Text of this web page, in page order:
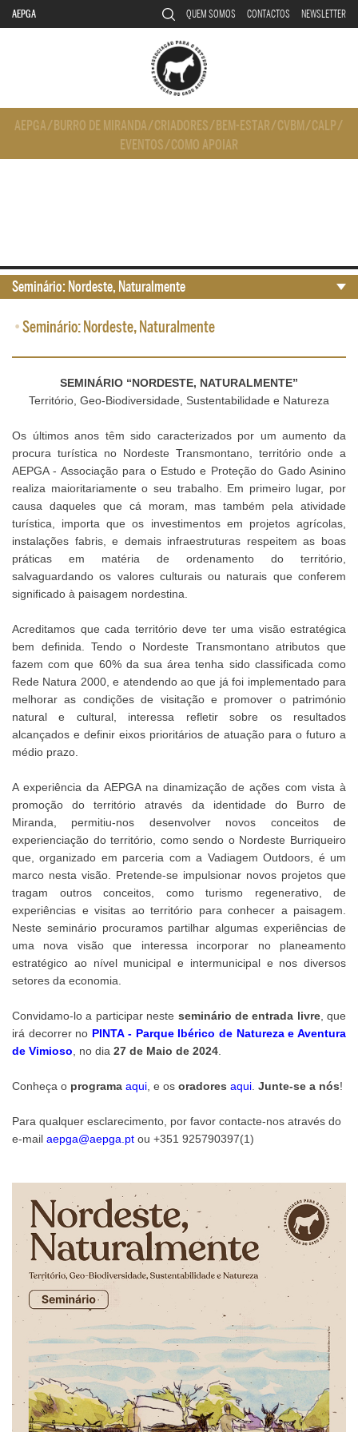
AEPGA QUEM SOMOS CONTACTOS NEWSLETTER
AEPGA/ BURRO DE MIRANDA/CRIADORES/ BEM-ESTAR/CVBM/CALP/
EVENTOS/COMO APOIAR
•Seminário: Nordeste, Naturalmente
SEMINÁRIO “NORDESTE, NATURALMENTE”
Território, Geo-Biodiversidade, Sustentabilidade e Natureza
Os últimos anos têm sido caracterizados por um aumento da
procura turística no Nordeste Transmontano, território onde a
AEPGA - Associação para o Estudo e Proteção do Gado Asinino
realiza maioritariamente o seu trabalho. Em primeiro lugar, por
causa daqueles que cá moram, mas também pela atividade
turística, importa que os investimentos em projetos agrícolas,
instalações fabris, e demais infraestruturas respeitem as boas
práticas em matéria de ordenamento do território,
salvaguardando os valores culturais ou naturais que conferem
significado à paisagem nordestina.
Acreditamos que cada território deve ter uma visão estratégica
bem definida. Tendo o Nordeste Transmontano atributos que
fazem com que 60% da sua área tenha sido classificada como
Rede Natura 2000, e atendendo ao que já foi implementado para
melhorar as condições de visitação e promover o património
natural e cultural, interessa refletir sobre os resultados
alcançados e definir eixos prioritários de atuação para o futuro a
médio prazo.
A experiência da AEPGA na dinamização de ações com vista à
promoção do território através da identidade do Burro de
Miranda, permitiu-nos desenvolver novos conceitos de
experienciação do território, como sendo o Nordeste Burriqueiro
que, organizado em parceria com a Vadiagem Outdoors, é um
marco nesta visão. Pretende-se impulsionar novos projetos que
tragam outros conceitos, como turismo regenerativo, de
experiências e visitas ao território para conhecer a paisagem.
Neste seminário procuramos partilhar algumas experiências de
uma nova visão que interessa incorporar no planeamento
estratégico ao nível municipal e intermunicipal e nos diversos
setores da economia.
Convidamo-lo a participar neste seminário de entrada livre, que
irá decorrer no PINTA - Parque Ibérico de Natureza e Aventura
de Vimioso , no dia 27 de Maio de 2024
Conheça o programa aqui , e os oradores aqui Junte-se a nós!
Para qualquer esclarecimento, por favor contacte-nos através do
e-mail aepga@aepga.pt ou +351 925790397(1)
Seminário: Nordeste, Naturalmente